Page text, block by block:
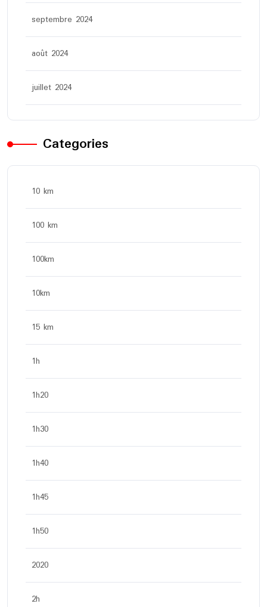
septembre 2024
août 2024
juillet 2024
Categories
10 km
100 km
100km
10km
15 km
1h
1h20
1h30
1h40
1h45
1h50
2020
2h